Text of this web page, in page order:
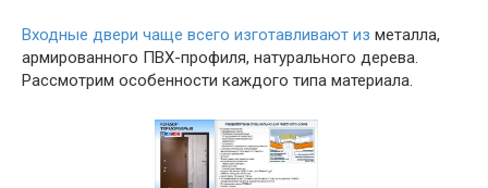
Входные двери чаще всего изготавливают из металла,
армированного ПВХ-профиля, натурального дерева.
Рассмотрим особенности каждого типа материала.